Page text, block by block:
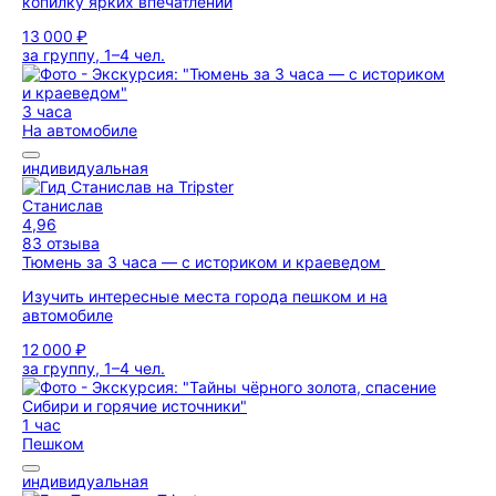
13 000 ₽
за группу, 1–4 чел.
3 часа
На автомобиле
индивидуальная
Станислав
4,96
83 отзыва
Тюмень за 3 часа — с историком и краеведом
Изучить интересные места города пешком и на
автомобиле
12 000 ₽
за группу, 1–4 чел.
1 час
Пешком
индивидуальная